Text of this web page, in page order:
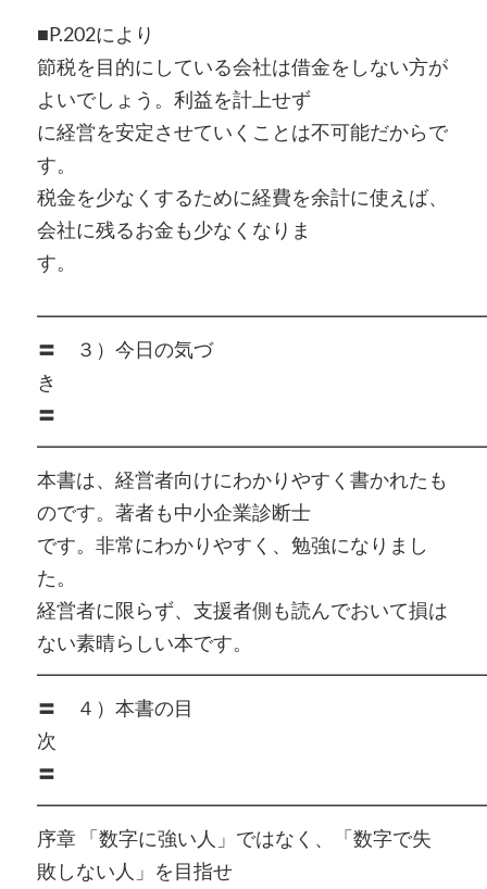
■P.202により
節税を目的にしている会社は借金をしない方が
よいでしょう。利益を計上せず
に経営を安定させていくことは不可能だからで
す。
税金を少なくするために経費を余計に使えば、
会社に残るお金も少なくなりま
す。
〓 ３）今日の気づ
〓
本書は、経営者向けにわかりやすく書かれたも
のです。著者も中小企業診断士
です。非常にわかりやすく、勉強になりまし
た。
経営者に限らず、支援者側も読んでおいて損は
ない素晴らしい本です。
〓 ４）本書の目
〓
序章 「数字に強い人」ではなく、「数字で失
敗しない人」を目指せ